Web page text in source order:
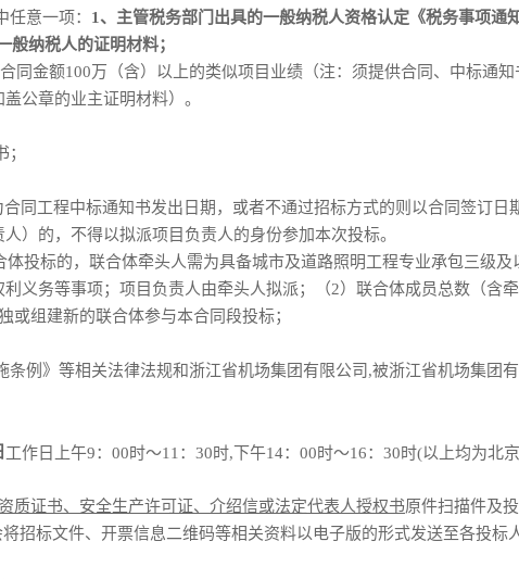
意一项： 1、主管税务部门出具的一般纳税人资格认定《税务事项通
般纳税人的证明材料；
同金额100 万（含）以上的类似项目业绩（注：须提供合同 、 中标通
公章的业主证明材料）。
；
同工程中标通知书发出日期，或者不通过招标方式的则以合同签订
）的，不得以拟派项目负责人的身份参加本次投标。
体投标的，联合体牵头人需为具备城市及道路照明工程专业承包三级
义务等事项；项目负责人由牵头人拟派；（2）联合体成员总数（含
组建新的联合体参与本合同段投标；
例》等相关法律法规和浙江省机场集团有限公司 ,被浙江省机场集团
工作日上午9：00时～11：30时,下午14：00时～16：30时(以上均为北
质证书、安全生产许可证、 介绍信或法定代表人授权书原件扫描件及
招标文件、开票信息二维码等相关资料以电子版的形式发送至各投标